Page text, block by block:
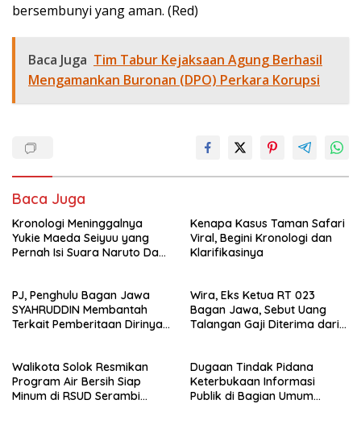
bersembunyi yang aman. (Red)
Baca Juga Tim Tabur Kejaksaan Agung Berhasil
Mengamankan Buronan (DPO) Perkara Korupsi
Baca Juga
Kronologi Meninggalnya
Yukie Maeda Seiyuu yang
Pernah Isi Suara Naruto Dan
Kenapa Kasus Taman Safari
Viral, Begini Kronologi dan
Klarifikasinya
PJ, Penghulu Bagan Jawa
SYAHRUDDIN Membantah
Terkait Pemberitaan Dirinya
Wira, Eks Ketua RT 023
Bagan Jawa, Sebut Uang
Talangan Gaji Diterima dari
Walikota Solok Resmikan
Program Air Bersih Siap
Minum di RSUD Serambi
Dugaan Tindak Pidana
Keterbukaan Informasi
Publik di Bagian Umum